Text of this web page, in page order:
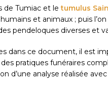
de Tumiac et letumulus
et animaux ; puis
pendeloques diverses et
dans ce document, il est
pratiques funéraires
d’une analyse réalisée